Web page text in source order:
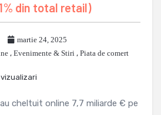
din total retail)
martie 24, 2025
, Evenimente & Stiri , Piata de comert
cheltuit online 7,7 miliarde € pe